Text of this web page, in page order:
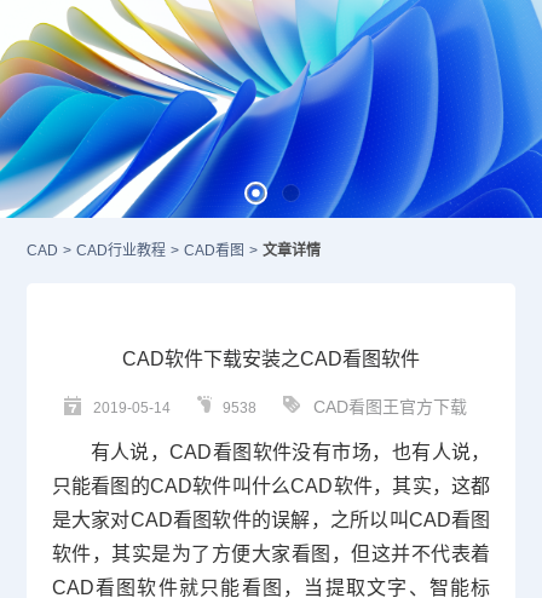
CAD > CAD行业教程 > CAD看图 > 文章详情
CAD软件下载安装之CAD看图软件
2019-05-14 9538 CAD看图王官方下载
有人说，CAD看图软件没有市场，也有人说，
只能看图的CAD软件叫什么CAD软件，其实，这都
是大家对CAD看图软件的误解，之所以叫CAD看图
软件，其实是为了方便大家看图，但这并不代表着
CAD看图软件就只能看图，当提取文字、智能标